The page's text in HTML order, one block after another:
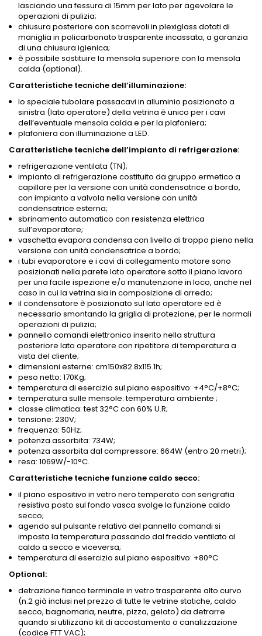
lasciando una fessura di 15mm per lato per agevolare le
operazioni di pulizia;
chiusura posteriore con scorrevoli in plexiglass dotati di
maniglia in policarbonato trasparente incassata, a garanzia
di una chiusura igienica;
è possibile sostituire la mensola superiore con la mensola
calda (optional).
Caratteristiche tecniche dell’illuminazione:
lo speciale tubolare passacavi in alluminio posizionato a
sinistra (lato operatore) della vetrina è unico per i cavi
dell’eventuale mensola calda e per la plafoniera;
plafoniera con illuminazione a LED.
Caratteristiche tecniche dell’impianto di refrigerazione:
refrigerazione ventilata (TN);
impianto di refrigerazione costituito da gruppo ermetico a
capillare per la versione con unità condensatrice a bordo,
con impianto a valvola nella versione con unità
condensatrice esterna;
sbrinamento automatico con resistenza elettrica
sull’evaporatore;
vaschetta evapora condensa con livello di troppo pieno nella
versione con unità condensatrice a bordo;
i tubi evaporatore e i cavi di collegamento motore sono
posizionati nella parete lato operatore sotto il piano lavoro
per una facile ispezione e/o manutenzione in loco, anche nel
caso in cui la vetrina sia in composizione di arredo;
il condensatore è posizionato sul lato operatore ed è
necessario smontando la griglia di protezione, per le normali
operazioni di pulizia;
pannello comandi elettronico inserito nella struttura
posteriore lato operatore con ripetitore di temperatura a
vista del cliente;
dimensioni esterne: cm150x82.8x115.1h;
peso netto: 170Kg;
temperatura di esercizio sul piano espositivo: +4°C/+8°C;
temperatura sulle mensole: temperatura ambiente ;
classe climatica: test 32°C con 60% U.R;
tensione: 230V;
frequenza: 50Hz;
potenza assorbita: 734W;
potenza assorbita dal compressore: 664W (entro 20 metri);
resa: 1069W/-10°C.
Caratteristiche tecniche funzione caldo secco:
il piano espositivo in vetro nero temperato con serigrafia
resistiva posto sul fondo vasca svolge la funzione caldo
secco;
agendo sul pulsante relativo del pannello comandi si
imposta la temperatura passando dal freddo ventilato al
caldo a secco e viceversa;
temperatura di esercizio sul piano espositivo: +80°C.
Optional:
detrazione fianco terminale in vetro trasparente alto curvo
(n.2 già inclusi nel prezzo di tutte le vetrine statiche, caldo
secco, bagnomaria, neutre, pizza, gelato) da detrarre
quando si utilizzano kit di accostamento o canalizzazione
(codice FTT VAC);